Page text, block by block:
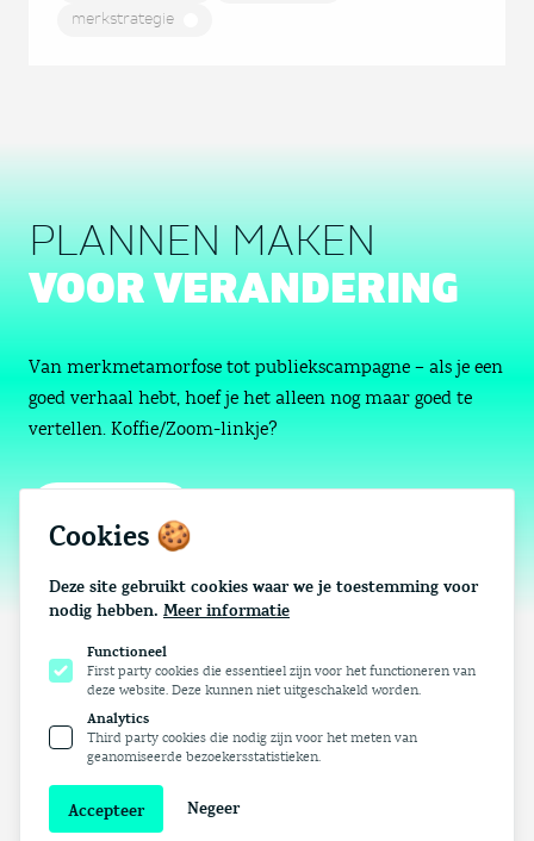
Cookies 🍪
Deze site gebruikt cookies waar we je toestemming voor
nodig hebben. Meer informatie
Functioneel
First party cookies die essentieel zijn voor het functioneren van
deze website. Deze kunnen niet uitgeschakeld worden.
Analytics
Third party cookies die nodig zijn voor het meten van
geanomiseerde bezoekersstatistieken.
Accepteer Negeer
merkstrategie
PLANNEN MAKEN
VOOR VERANDERING
Van merkmetamorfose tot publiekscampagne – als je een
goed verhaal hebt, hoef je het alleen nog maar goed te
vertellen. Koffie/Zoom-linkje?
Cases Diensten Team Contact